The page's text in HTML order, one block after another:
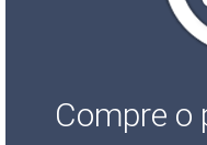
Compre o